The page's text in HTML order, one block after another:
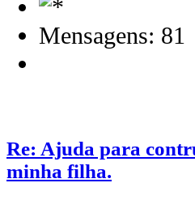
Mensagens: 81
Re: Ajuda para
minha filha.